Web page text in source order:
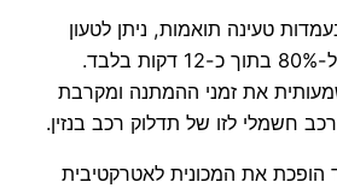
טעינה תואמות, ניתן לטעון
את הסוללה מ-10% ל-80% בתוך כ-12 דקות בלבד.
את זמני ההמתנה ומקרבת
חשמלי לזו של תדלוק רכב בנזין.
הופכת את המכונית לאטרקטיבית